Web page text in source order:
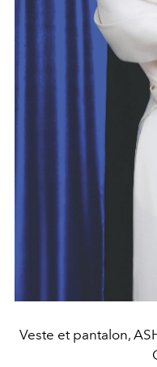
Veste et pantalon,